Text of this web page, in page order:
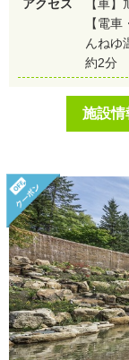
アクセス
【車
【電
んねゆ
約2分
施設情